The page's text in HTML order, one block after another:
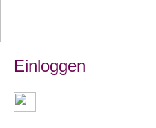
Einloggen